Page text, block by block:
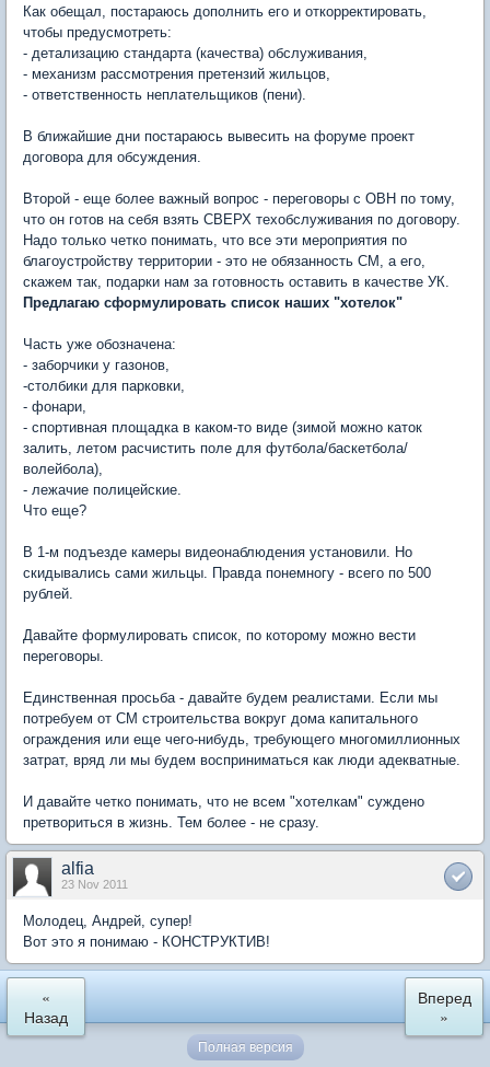
Как обещал, постараюсь дополнить его и откорректировать,
чтобы предусмотреть:
- детализацию стандарта (качества) обслуживания,
- механизм рассмотрения претензий жильцов,
- ответственность неплательщиков (пени).
В ближайшие дни постараюсь вывесить на форуме проект
договора для обсуждения.
Второй - еще более важный вопрос - переговоры с ОВН по тому,
что он готов на себя взять СВЕРХ техобслуживания по договору.
Надо только четко понимать, что все эти мероприятия по
благоустройству территории - это не обязанность СМ, а его,
скажем так, подарки нам за готовность оставить в качестве УК.
Предлагаю сформулировать список наших "хотелок"
Часть уже обозначена:
- заборчики у газонов,
-столбики для парковки,
- фонари,
- спортивная площадка в каком-то виде (зимой можно каток
залить, летом расчистить поле для футбола/баскетбола/
волейбола),
- лежачие полицейские.
Что еще?
В 1-м подъезде камеры видеонаблюдения установили. Но
скидывались сами жильцы. Правда понемногу - всего по 500
рублей.
Давайте формулировать список, по которому можно вести
переговоры.
Единственная просьба - давайте будем реалистами. Если мы
потребуем от СМ строительства вокруг дома капитального
ограждения или еще чего-нибудь, требующего многомиллионных
затрат, вряд ли мы будем восприниматься как люди адекватные.
И давайте четко понимать, что не всем "хотелкам" суждено
претвориться в жизнь. Тем более - не сразу.
alfia
23 Nov 2011
Молодец, Андрей, супер!
Вот это я понимаю - КОНСТРУКТИВ!
«
Назад
Вперед
»
Полная версия